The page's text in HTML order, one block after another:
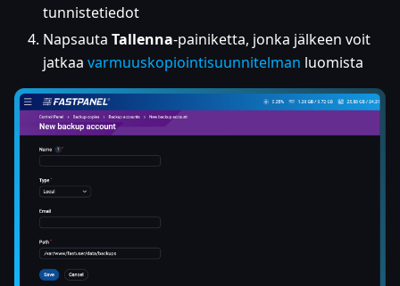
tunnistetiedot
Napsauta Tallenna-painiketta, jonka jälkeen voit
jatkaa varmuuskopiointisuunnitelman luomista